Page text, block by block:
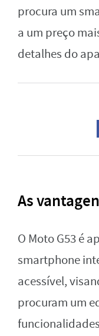
procura um
a um preço
detalhes do
As
O Moto G53 é
smartphone
acessível,
procuram um